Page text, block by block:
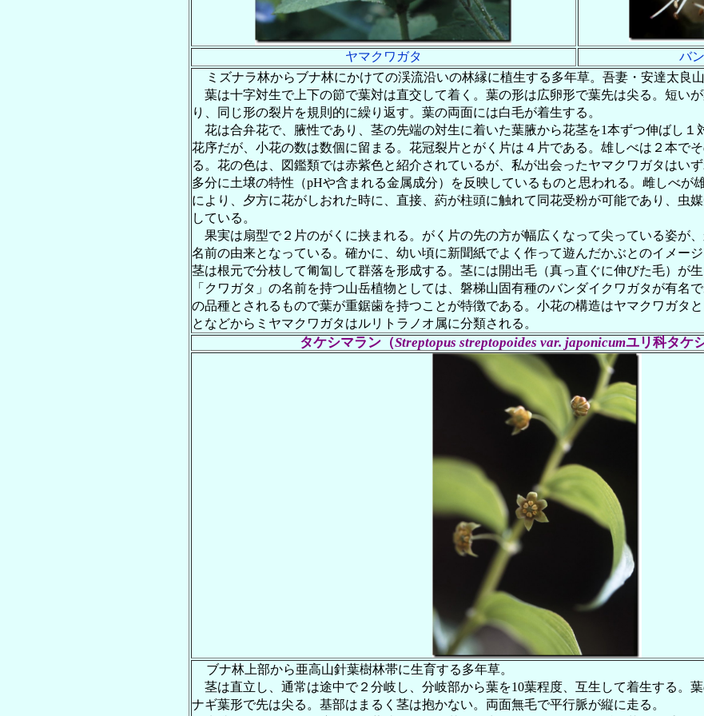
ヤマクワガタ
バ
ミズナラ林からブナ林にかけての渓流沿いの林縁に植生する多年草。吾妻・安達太良
葉は十字対生で上下の節で葉対は直交して着く。葉の形は広卵形で葉先は尖る。短い
り、同じ形の裂片を規則的に繰り返す。葉の両面には白毛が着生する。
花は合弁花で、腋性であり、茎の先端の対生に着いた葉腋から花茎を1本ずつ伸ばし１
花序だが、小花の数は数個に留まる。花冠裂片とがく片は４片である。雄しべは２本で
る。花の色は、図鑑類では赤紫色と紹介されているが、私が出会ったヤマクワガタはい
多分に土壌の特性（pHや含まれる金属成分）を反映しているものと思われる。雌しべが
により、夕方に花がしおれた時に、直接、葯が柱頭に触れて同花受粉が可能であり、虫
している。
果実は扇型で２片のがくに挟まれる。がく片の先の方が幅広くなって尖っている姿が
名前の由来となっている。確かに、幼い頃に新聞紙でよく作って遊んだかぶとのイメージ
茎は根元で分枝して匍匐して群落を形成する。茎には開出毛（真っ直ぐに伸びた毛）が生
「クワガタ」の名前を持つ山岳植物としては、磐梯山固有種のバンダイクワガタが有名
の品種とされるもので葉が重鋸歯を持つことが特徴である。小花の構造はヤマクワガタ
となどからミヤマクワガタはルリトラノオ属に分類される。
タケシマラン（Streptopus streptopoides var. japonicumユリ科タケ
ブナ林上部から亜高山針葉樹林帯に生育する多年草。
茎は直立し、通常は途中で２分岐し、分岐部から葉を10葉程度、互生して着生する。
ナギ葉形で先は尖る。基部はまるく茎は抱かない。両面無毛で平行脈が縦に走る。